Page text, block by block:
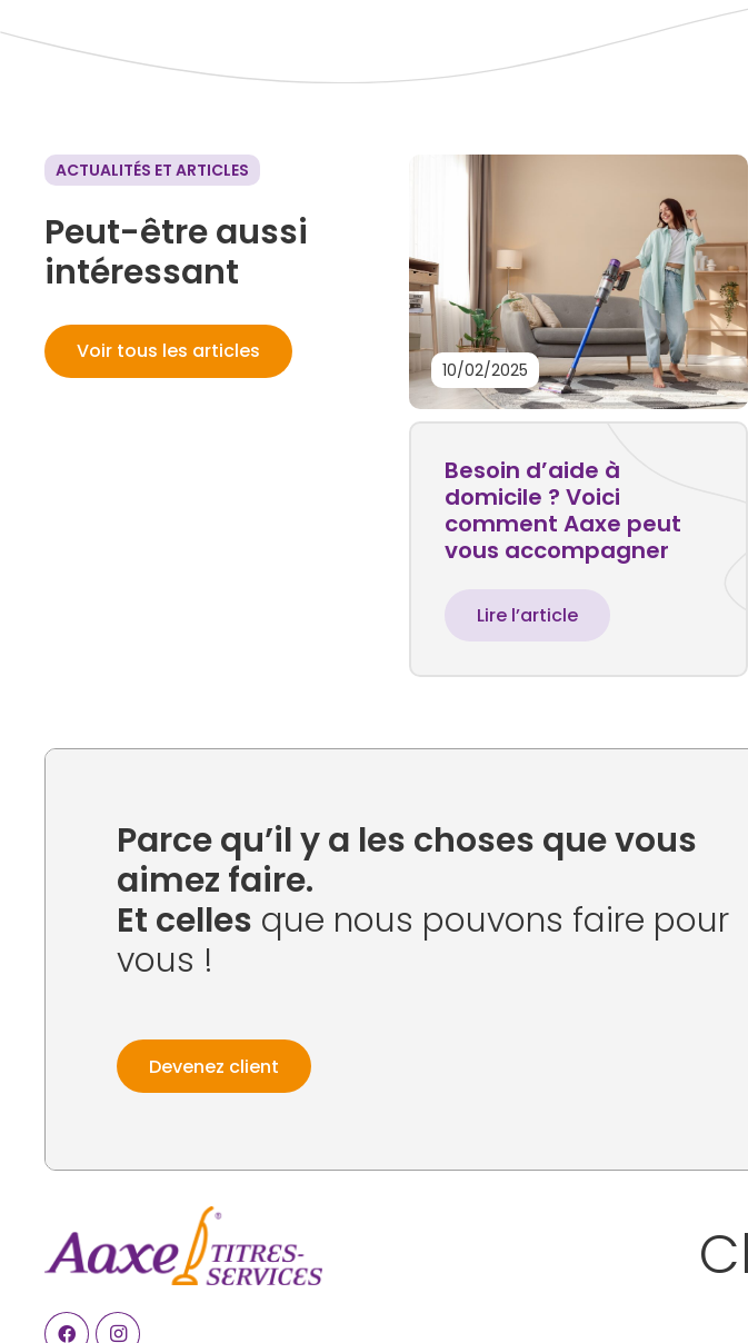
ACTUALITÉS ET ARTICLES
Peut-être aussi
intéressant
Voir tous les articles
10/02/2025
Besoin d’aide à
domicile ? Voici
comment Aaxe peut
vous accompagner
Lire l’article
Parce qu’il y a les choses que vous
aimez faire.
Et celles que nous pouvons faire pour
vous !
Devenez client